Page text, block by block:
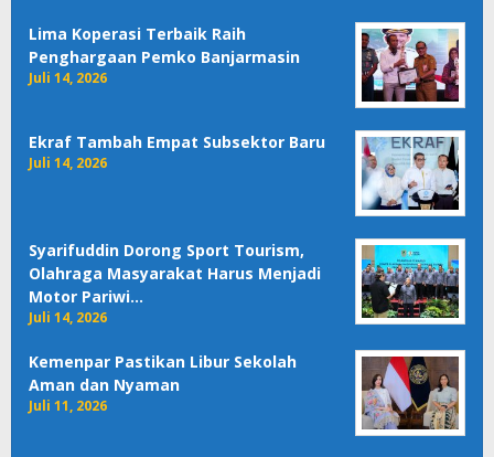
Lima Koperasi Terbaik Raih
Penghargaan Pemko Banjarmasin
Juli 14, 2026
Ekraf Tambah Empat Subsektor Baru
Juli 14, 2026
Syarifuddin Dorong Sport Tourism,
Olahraga Masyarakat Harus Menjadi
Motor Pariwi…
Juli 14, 2026
Kemenpar Pastikan Libur Sekolah
Aman dan Nyaman
Juli 11, 2026